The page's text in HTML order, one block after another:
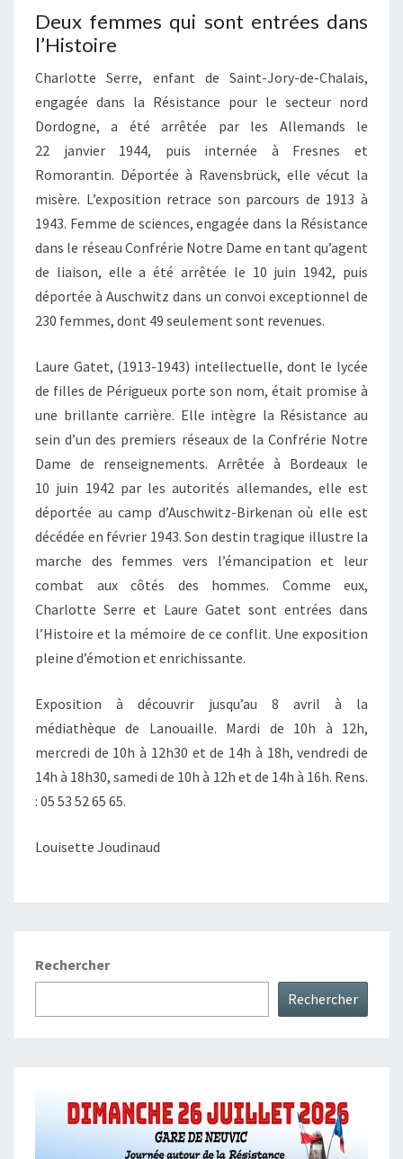
Deux femmes qui sont entrées dans
l’Histoire
Charlotte Serre, enfant de Saint-Jory-de-Chalais,
engagée dans la Résistance pour le secteur nord
Dordogne, a été arrêtée par les Allemands le
22 janvier 1944, puis internée à Fresnes et
Romorantin. Déportée à Ravensbrück, elle vécut la
misère. L’exposition retrace son parcours de 1913 à
1943. Femme de sciences, engagée dans la Résistance
dans le réseau Confrérie Notre Dame en tant qu’agent
de liaison, elle a été arrêtée le 10 juin 1942, puis
déportée à Auschwitz dans un convoi exceptionnel de
230 femmes, dont 49 seulement sont revenues.
Laure Gatet, (1913-1943) intellectuelle, dont le lycée
de filles de Périgueux porte son nom, était promise à
une brillante carrière. Elle intègre la Résistance au
sein d’un des premiers réseaux de la Confrérie Notre
Dame de renseignements. Arrêtée à Bordeaux le
10 juin 1942 par les autorités allemandes, elle est
déportée au camp d’Auschwitz-Birkenan où elle est
décédée en février 1943. Son destin tragique illustre la
marche des femmes vers l’émancipation et leur
combat aux côtés des hommes. Comme eux,
Charlotte Serre et Laure Gatet sont entrées dans
l’Histoire et la mémoire de ce conflit. Une exposition
pleine d’émotion et enrichissante.
Exposition à découvrir jusqu’au 8 avril à la
médiathèque de Lanouaille. Mardi de 10h à 12h,
mercredi de 10h à 12h30 et de 14h à 18h, vendredi de
14h à 18h30, samedi de 10h à 12h et de 14h à 16h. Rens.
: 05 53 52 65 65.
Louisette Joudinaud
Rechercher
Rechercher